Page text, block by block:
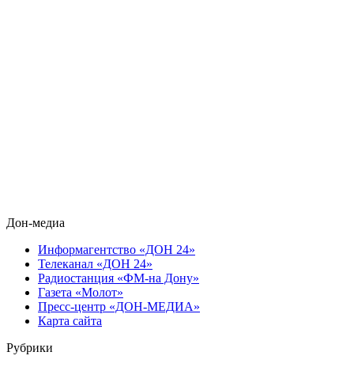
Дон-медиа
Информагентство «ДОН 24»
Телеканал «ДОН 24»
Радиостанция «ФМ-на Дону»
Газета «Молот»
Пресс-центр «ДОН-МЕДИА»
Карта сайта
Рубрики